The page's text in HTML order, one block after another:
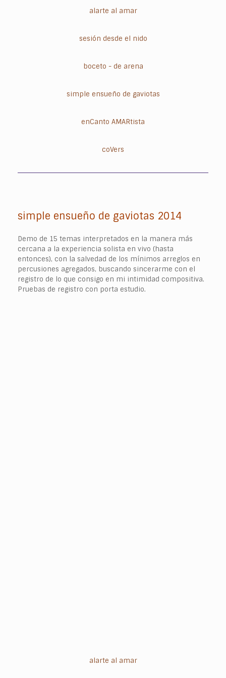
alarte al amar
sesión desde el nido
boceto - de arena
simple ensueño de gaviotas
enCanto AMARtista
coVers
simple ensueño de gaviotas 2014
Demo de 15 temas interpretados en la manera más
cercana a la experiencia solista en vivo (hasta
entonces), con la salvedad de los mínimos arreglos en
percusiones agregados, buscando sincerarme con el
registro de lo que consigo en mi intimidad compositiva.
Pruebas de registro con porta estudio.
alarte al amar